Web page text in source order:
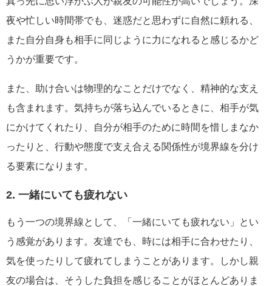
夜や忙しい時間帯でも、迷惑だと思わずに自然に頼れる、
また自分自身も相手に同じように力になれると感じるかど
うかが重要です。
また、助け合いは物理的なことだけでなく、精神的な支え
も含まれます。気持ちが落ち込んでいるときに、相手が気
にかけてくれたり、自分が相手のために時間を惜しまなか
ったりと、行動や態度で支え合える関係性が境界線を分け
る要素になります。
2. 一緒にいても疲れない
もう一つの境界線として、「一緒にいても疲れない」とい
う感覚があります。友達でも、時には相手に合わせたり、
気を使ったりして疲れてしまうことがあります。しかし親
友の場合は、そうした負担を感じることがほとんどありま